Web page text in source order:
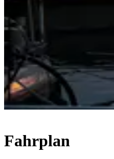
Fahrplan